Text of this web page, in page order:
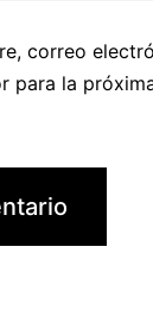
correo
para la